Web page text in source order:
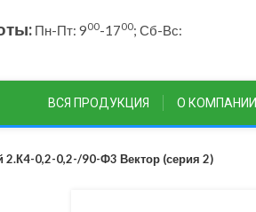
Пн-Пт: 900-1700; Сб-Вс:
ВСЯ ПРОДУКЦИЯ О КОМПАНИИ
0,2-0,2-/90-Ф3 Вектор (серия 2)